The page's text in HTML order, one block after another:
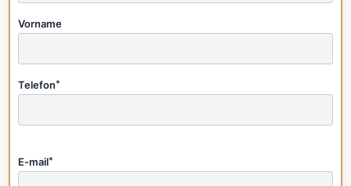
Vorname
Telefon*
E-mail*